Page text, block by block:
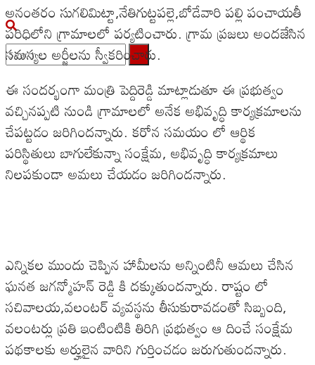
No Result
View All Result
అనంతరం సుగలిమిట్టా,నేతిగుట్టపల్లె,బోడేవారి పల్లి పంచాయతీ
పరిధిలోని గ్రామాలలో పర్యటించారు. గ్రామ ప్రజలు అందజేసిన
సమస్యల అర్జీలను స్వీకరించారు.
ఈ సందర్భంగా మంత్రి పెద్దిరెడ్డి మాట్లాడుతూ ఈ ప్రభుత్వం
వచ్చినప్పటి నుండి గ్రామాలలో అనేక అభివృద్ధి కార్యక్రమాలను
చేపట్టడం జరిగిందన్నారు. కరోన సమయం లో ఆర్థిక
పరిస్థితులు బాగులేకున్నా సంక్షేమ, అభివృద్ధి కార్యక్రమాలు
నిలపకుండా అమలు చేయడం జరిగిందన్నారు.
ఎన్నికల ముందు చెప్పిన హామీలను అన్నింటినీ ఆమలు చేసిన
ఘనత జగన్మోహన్ రెడ్డి కి దక్కుతుందన్నారు. రాష్టం లో
సచివాలయ,వలంటర్ వ్యవస్థను తీసుకురావడంతో సిబ్బంది,
వలంటర్లు ప్రతి ఇంటింటికి తిరిగి ప్రభుత్వం ఆ దించే సంక్షేమ
పథకాలకు అర్హులైన వారిని గుర్తించడం జరుగుతుందన్నారు.